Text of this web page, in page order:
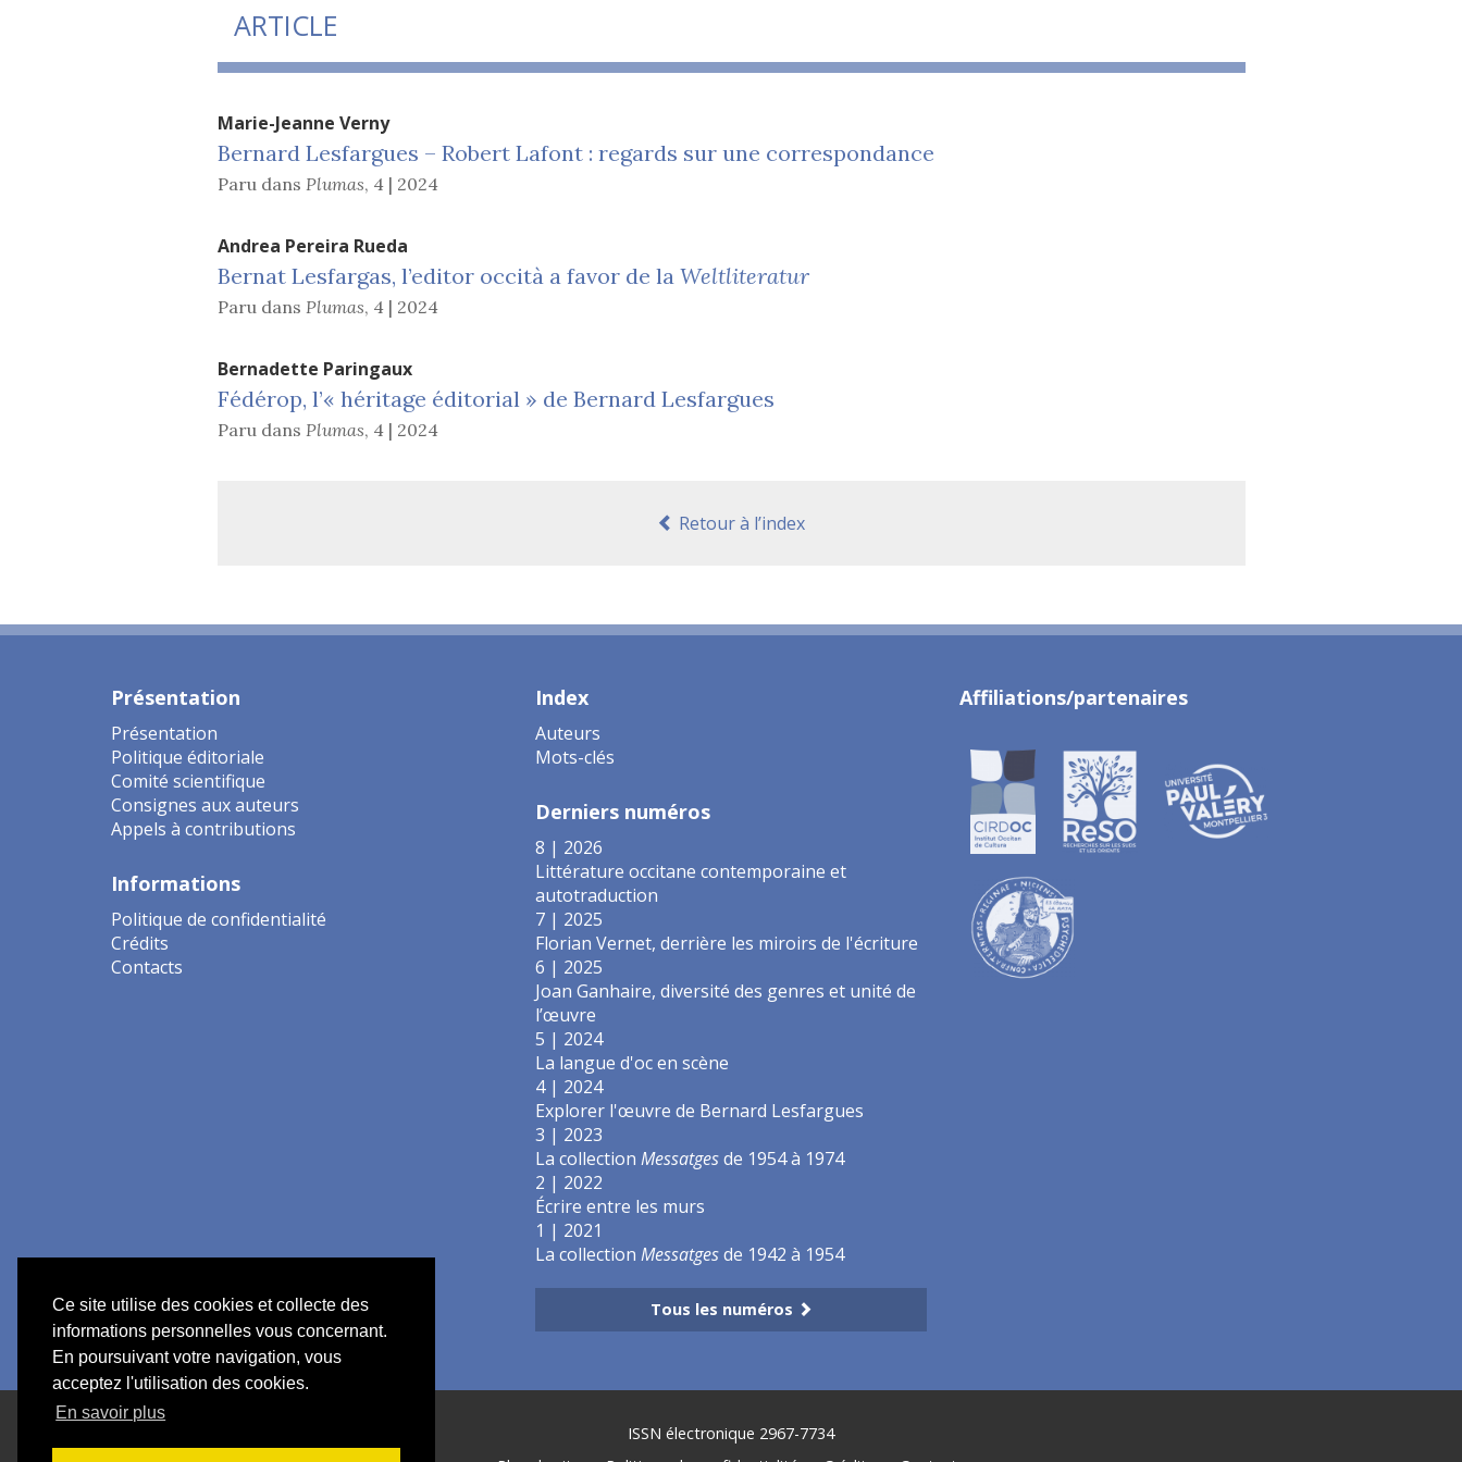
Ce site utilise des cookies et collecte des
informations personnelles vous concernant.
En poursuivant votre navigation, vous
acceptez l'utilisation des cookies.
En savoir plus
ARTICLE
Marie-Jeanne Verny
Bernard Lesfargues – Robert Lafont : regards sur une correspondance
Paru dans Plumas, 4 | 2024
Andrea Pereira Rueda
Bernat Lesfargas, l’editor occità a favor de la Weltliteratur
Paru dans Plumas, 4 | 2024
Bernadette Paringaux
Fédérop, l’« héritage éditorial » de Bernard Lesfargues
Paru dans Plumas, 4 | 2024
Retour à l’index
Présentation
Présentation
Politique éditoriale
Comité scientifique
Consignes aux auteurs
Appels à contributions
Informations
Politique de confidentialité
Crédits
Contacts
Index
Auteurs
Mots-clés
Derniers numéros
8 | 2026
Littérature occitane contemporaine et
autotraduction
7 | 2025
Florian Vernet, derrière les miroirs de l'écriture
6 | 2025
Joan Ganhaire, diversité des genres et unité de
l’œuvre
5 | 2024
La langue d'oc en scène
4 | 2024
Explorer l'œuvre de Bernard Lesfargues
3 | 2023
La collection Messatgesde 1954 à 1974
2 | 2022
Écrire entre les murs
1 | 2021
La collection Messatgesde 1942 à 1954
Tous les numéros
Affiliations/partenaires
ISSN électronique 2967-7734